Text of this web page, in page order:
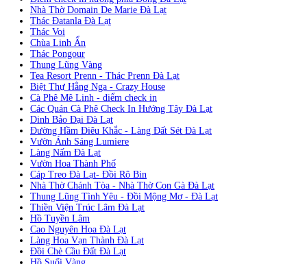
Nhà Thờ Domain De Marie Đà Lạt
Thác Đatanla Đà Lạt
Thác Voi
Chùa Linh Ẩn
Thác Pongour
Thung Lũng Vàng
Tea Resort Prenn - Thác Prenn Đà Lạt
Biệt Thự Hằng Nga - Crazy House
Cà Phê Mê Linh - điểm check in
Các Quán Cà Phê Check In Hướng Tây Đà Lạt
Dinh Bảo Đại Đà Lạt
Đường Hầm Điêu Khắc - Làng Đất Sét Đà Lạt
Vườn Ánh Sáng Lumiere
Làng Nấm Đà Lạt
Vườn Hoa Thành Phố
Cáp Treo Đà Lạt- Đồi Rô Bin
Nhà Thờ Chánh Tòa - Nhà Thờ Con Gà Đà Lạt
Thung Lũng Tình Yêu - Đồi Mộng Mơ - Đà Lạt
Thiền Viện Trúc Lâm Đà Lạt
Hồ Tuyền Lâm
Cao Nguyên Hoa Đà Lạt
Làng Hoa Vạn Thành Đà Lạt
Đồi Chè Cầu Đất Đà Lạt